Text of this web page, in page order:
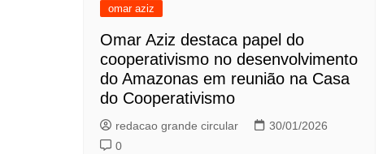
omar aziz
Omar Aziz destaca papel do
cooperativismo no desenvolvimento
do Amazonas em reunião na Casa
do Cooperativismo
redacao grande circular
30/01/2026
0